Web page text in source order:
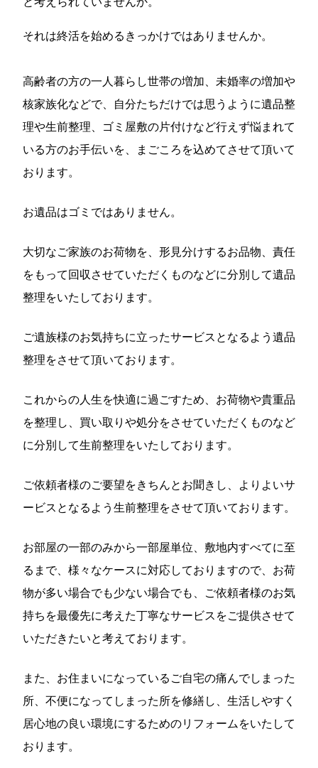
それは終活を始めるきっかけではありませんか。
高齢者の方の一人暮らし世帯の増加、未婚率の増加や
核家族化などで、自分たちだけでは思うように遺品整
理や生前整理、ゴミ屋敷の片付けなど行えず悩まれて
いる方のお手伝いを、まごころを込めてさせて頂いて
おります。
お遺品はゴミではありません。
大切なご家族のお荷物を、形見分けするお品物、責任
をもって回収させていただくものなどに分別して遺品
整理をいたしております。
ご遺族様のお気持ちに立ったサービスとなるよう遺品
整理をさせて頂いております。
これからの人生を快適に過ごすため、お荷物や貴重品
を整理し、買い取りや処分をさせていただくものなど
に分別して生前整理をいたしております。
ご依頼者様のご要望をきちんとお聞きし、よりよいサ
ービスとなるよう生前整理をさせて頂いております。
お部屋の一部のみから一部屋単位、敷地内すべてに至
るまで、様々なケースに対応しておりますので、お荷
物が多い場合でも少ない場合でも、ご依頼者様のお気
持ちを最優先に考えた丁寧なサービスをご提供させて
いただきたいと考えております。
また、お住まいになっているご自宅の痛んでしまった
所、不便になってしまった所を修繕し、生活しやすく
居心地の良い環境にするためのリフォームをいたして
おります。